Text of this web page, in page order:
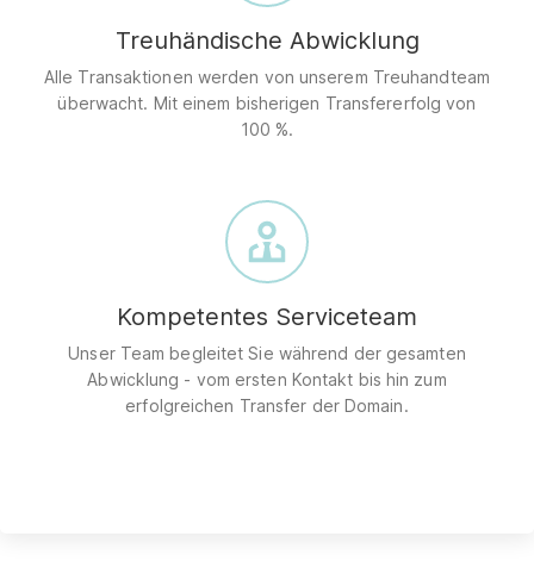
Treuhändische Abwicklung
Alle Transaktionen werden von unserem Treuhandteam
überwacht. Mit einem bisherigen Transfererfolg von
100 %.
Kompetentes Serviceteam
Unser Team begleitet Sie während der gesamten
Abwicklung - vom ersten Kontakt bis hin zum
erfolgreichen Transfer der Domain.